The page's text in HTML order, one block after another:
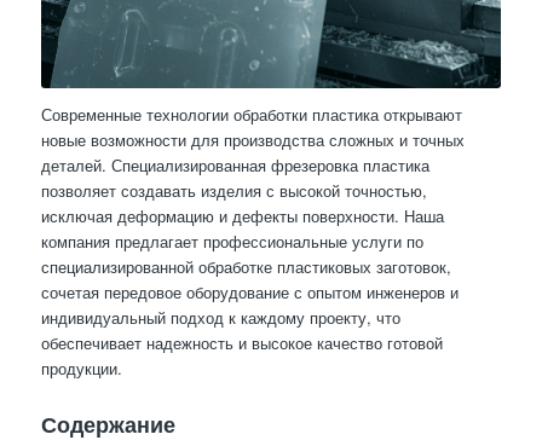
Современные технологии обработки пластика открывают
новые возможности для производства сложных и точных
деталей. Специализированная фрезеровка пластика
позволяет создавать изделия с высокой точностью,
исключая деформацию и дефекты поверхности. Наша
компания предлагает профессиональные услуги по
специализированной обработке пластиковых заготовок,
сочетая передовое оборудование с опытом инженеров и
индивидуальный подход к каждому проекту, что
обеспечивает надежность и высокое качество готовой
продукции.
Содержание